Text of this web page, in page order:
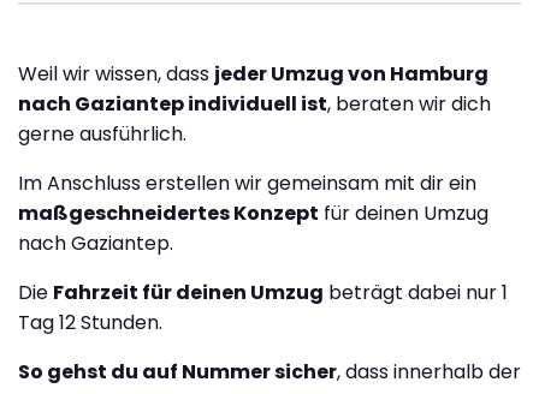
Weil wir wissen, dass jeder Umzug von Hamburg
nach Gaziantep individuell ist, beraten wir dich
gerne ausführlich.
Im Anschluss erstellen wir gemeinsam mit dir ein
maßgeschneidertes Konzept für deinen Umzug
nach Gaziantep.
Die Fahrzeit für deinen Umzug beträgt dabei nur 1
Tag 12 Stunden.
So gehst du auf Nummer sicher, dass innerhalb der